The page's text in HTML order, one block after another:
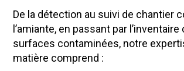
De la détection au suivi de chantier
l’amiante, en passant par
surfaces contaminées, notre
matière comprend :